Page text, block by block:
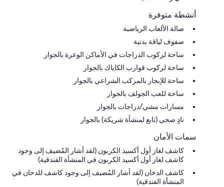
أنشطة متوفرة
صالة الألعاب الرياضية
صفوف لياقة بدنية
ساحة لركوب الدراجات في الأماكن الوعرة بالجوار
ساحة لركوب قوارب الكاياك بالجوار
ساحة للإبحار بالمركب الشراعي بالجوار
ساحة للعب الجولف بالجوار
مسارات مشي/دراجات بالجوار
نادٍ صحي (تابع لمنشأة شريكة) بالجوار
سمات الأمان
كاشف لغاز أول أكسيد الكربون (لقد أشار المُضيف إلى وجود
كاشف لغاز أول أكسيد الكربون في المنشأة الفندقية)
كاشف الدخان (لقد أشار المُضيف إلى وجود كاشف للدخان في
المنشأة الفندقية)